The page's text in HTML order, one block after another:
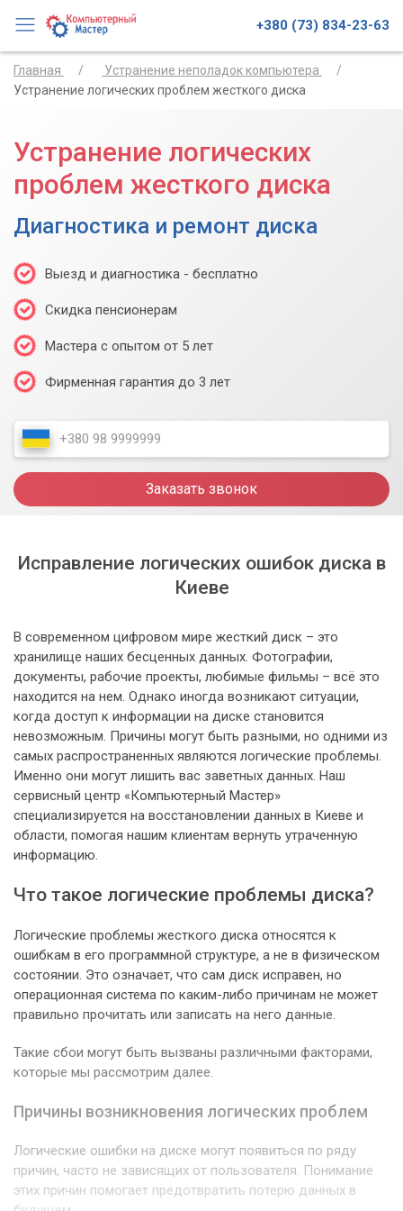
+380 (73) 834-23-63
Главная
Устранение неполадок компьютера
Устранение логических проблем жесткого диска
Устранение логических
проблем жесткого диска
Диагностика и ремонт диска
Выезд и диагностика - бесплатно
Скидка пенсионерам
Мастера с опытом от 5 лет
Фирменная гарантия до 3 лет
Заказать звонок
Исправление логических ошибок диска в
Киеве
В современном цифровом мире жесткий диск – это
хранилище наших бесценных данных. Фотографии,
документы, рабочие проекты, любимые фильмы – всё это
находится на нем. Однако иногда возникают ситуации,
когда доступ к информации на диске становится
невозможным. Причины могут быть разными, но одними из
самых распространенных являются логические проблемы.
Именно они могут лишить вас заветных данных. Наш
сервисный центр «Компьютерный Мастер»
специализируется на восстановлении данных в Киеве и
области, помогая нашим клиентам вернуть утраченную
информацию.
Что такое логические проблемы диска?
Логические проблемы жесткого диска относятся к
ошибкам в его программной структуре, а не в физическом
состоянии. Это означает, что сам диск исправен, но
операционная система по каким-либо причинам не может
правильно прочитать или записать на него данные.
Такие сбои могут быть вызваны различными факторами,
которые мы рассмотрим далее.
Причины возникновения логических проблем
Логические ошибки на диске могут появиться по ряду
причин, часто не зависящих от пользователя. Понимание
этих причин помогает предотвратить потерю данных в